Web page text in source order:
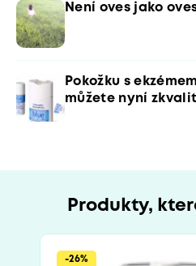
Není oves jako
Pokožku s
můžete nyní
Produkty,
-26%